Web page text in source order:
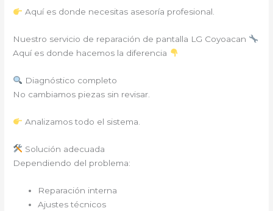
Aquí es donde necesitas asesoría profesional.
Nuestro servicio de reparación de pantalla LG Coyoacan
Aquí es donde hacemos la diferencia
Diagnóstico completo
No cambiamos piezas sin revisar.
Analizamos todo el sistema.
Solución adecuada
Dependiendo del problema:
Reparación interna
Ajustes técnicos